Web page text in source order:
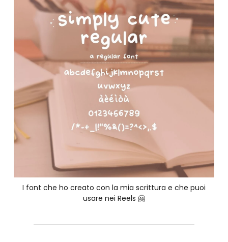
I font che ho creato con la mia scrittura e che puoi
usare nei Reels 🤗